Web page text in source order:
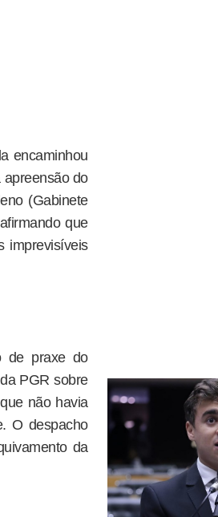
encaminhou
apreensão do
(Gabinete
que
imprevisíveis
de praxe do
PGR sobre
não havia
O despacho
da